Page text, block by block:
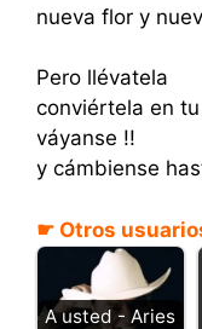
nueva flor y
Pero llévatela
conviértela en
váyanse !!
y cámbiense
☛ Otros
A usted - Aries